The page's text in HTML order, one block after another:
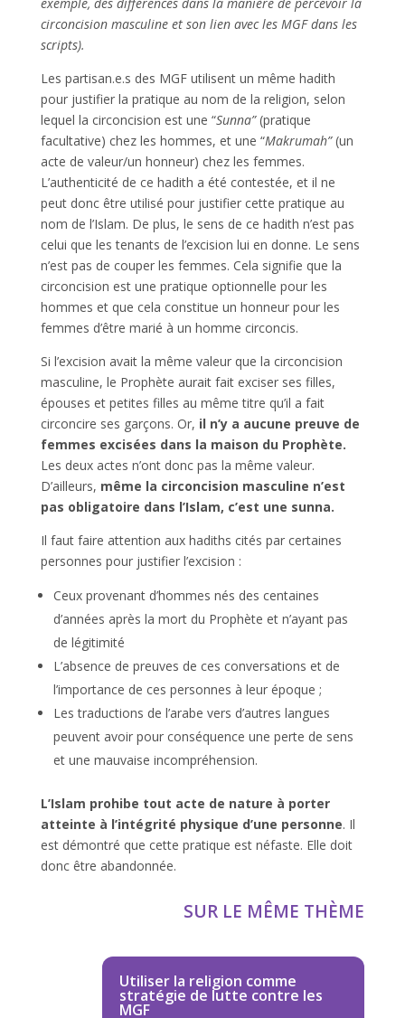
circoncision masculine et son lien avec les MGF dans les
scripts).
Les partisan.e.s des MGF utilisent un même hadith
pour justifier la pratique au nom de la religion, selon
lequel la circoncision est une “Sunna”(pratique
facultative) chez les hommes, et une “Makrumah”(un
acte de valeur/un honneur) chez les femmes.
L’authenticité de ce hadith a été contestée, et il ne
peut donc être utilisé pour justifier cette pratique au
nom de l’Islam. De plus, le sens de ce hadith n’est pas
celui que les tenants de l’excision lui en donne. Le sens
n’est pas de couper les femmes. Cela signifie que la
circoncision est une pratique optionnelle pour les
hommes et que cela constitue un honneur pour les
femmes d’être marié à un homme circoncis.
Si l’excision avait la même valeur que la circoncision
masculine, le Prophète aurait fait exciser ses filles,
épouses et petites filles au même titre qu’il a fait
circoncire ses garçons. Or, il n’y a aucune preuve de
femmes excisées dans la maison du Prophète.
Les deux actes n’ont donc pas la même valeur.
D’ailleurs, même la circoncision masculine n’est
pas obligatoire dans l’Islam, c’est une sunna.
Il faut faire attention aux hadiths cités par certaines
personnes pour justifier l’excision :
Ceux provenant d’hommes nés des centaines
d’années après la mort du Prophète et n’ayant pas
de légitimité
L’absence de preuves de ces conversations et de
l’importance de ces personnes à leur époque ;
Les traductions de l’arabe vers d’autres langues
peuvent avoir pour conséquence une perte de sens
et une mauvaise incompréhension.
L’Islam prohibe tout acte de nature à porter
atteinte à l’intégrité physique d’une personne. Il
est démontré que cette pratique est néfaste. Elle doit
donc être abandonnée.
SUR LE MÊME THÈME
Utiliser la religion comme
stratégie de lutte contre les
MGF